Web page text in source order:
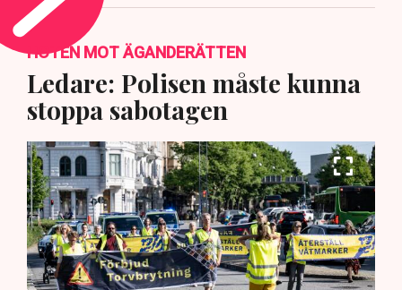
HOTEN MOT ÄGANDERÄTTEN
Ledare: Polisen måste kunna
stoppa sabotagen